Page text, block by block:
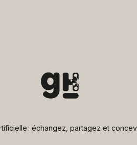
: échangez, partagez et